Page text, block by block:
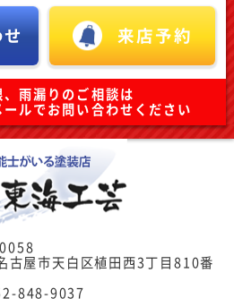
来店予約
雨漏りのご相談は
ルでお問い合わせください
古屋市天白区植田西3丁目810番
848-9037